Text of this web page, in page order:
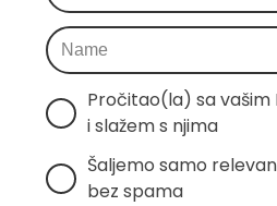
Pročitao(la) sa vašim
i slažem s njima
Šaljemo samo
bez spama